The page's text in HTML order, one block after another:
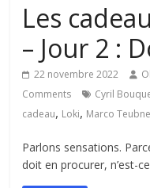
Les
– Jour 2 :
22 novembre 2022
Comments
Cyril
cadeau, Loki, Marco
Parlons sensations.
doit en procurer, n’est-